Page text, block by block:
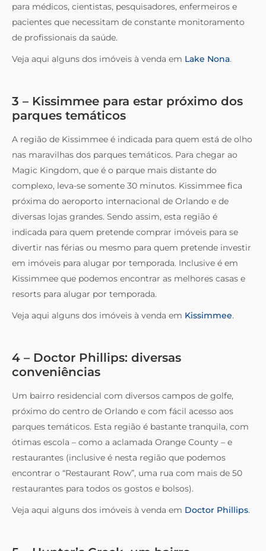
para médicos, cientistas, pesquisadores, enfermeiros e
pacientes que necessitam de constante monitoramento
de profissionais da saúde.
Veja aqui alguns dos imóveis à venda em Lake Nona.
3 – Kissimmee para estar próximo dos
parques temáticos
A região de Kissimmee é indicada para quem está de olho
nas maravilhas dos parques temáticos. Para chegar ao
Magic Kingdom, que é o parque mais distante do
complexo, leva-se somente 30 minutos. Kissimmee fica
próxima do aeroporto internacional de Orlando e de
diversas lojas grandes. Sendo assim, esta região é
indicada para quem pretende comprar imóveis para se
divertir nas férias ou mesmo para quem pretende investir
em imóveis para alugar por temporada. Inclusive é em
Kissimmee que podemos encontrar as melhores casas e
resorts para alugar por temporada.
Veja aqui alguns dos imóveis à venda em Kissimmee.
4 – Doctor Phillips: diversas
conveniências
Um bairro residencial com diversos campos de golfe,
próximo do centro de Orlando e com fácil acesso aos
parques temáticos. Esta região é bastante tranquila, com
ótimas escola – como a aclamada Orange County – e
restaurantes (inclusive é nesta região que podemos
encontrar o “Restaurant Row”, uma rua com mais de 50
restaurantes para todos os gostos e bolsos).
Veja aqui alguns dos imóveis à venda em Doctor Phillips.